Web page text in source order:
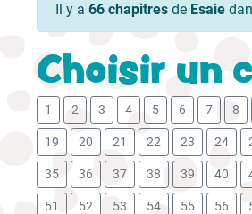
Il y a 66 chapitres de Esaie
Choisir un
1 2 3 4 5 6 7 8
19 20 21 22 23 24
35 36 37 38 39 40
51 52 53 54 55 56